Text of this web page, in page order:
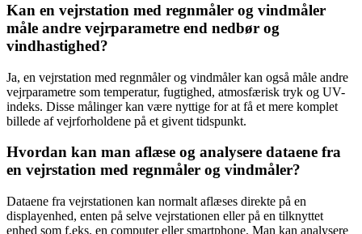
Kan en vejrstation med regnmåler og vindmåler
måle andre vejrparametre end nedbør og
vindhastighed?
Ja, en vejrstation med regnmåler og vindmåler kan også måle andre
vejrparametre som temperatur, fugtighed, atmosfærisk tryk og UV-
indeks. Disse målinger kan være nyttige for at få et mere komplet
billede af vejrforholdene på et givent tidspunkt.
Hvordan kan man aflæse og analysere dataene fra
en vejrstation med regnmåler og vindmåler?
Dataene fra vejrstationen kan normalt aflæses direkte på en
displayenhed, enten på selve vejrstationen eller på en tilknyttet
enhed som f.eks. en computer eller smartphone. Man kan analysere